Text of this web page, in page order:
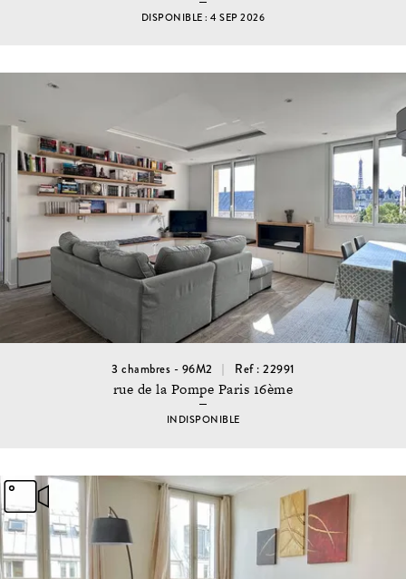
DISPONIBLE : 4 SEP 2026
3 chambres - 96M2 Ref : 22991
rue de la Pompe Paris 16ème
INDISPONIBLE